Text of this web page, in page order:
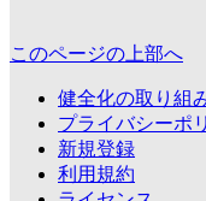
このページの上部へ
健全化の取り組
プライバシーポ
新規登録
利用規約